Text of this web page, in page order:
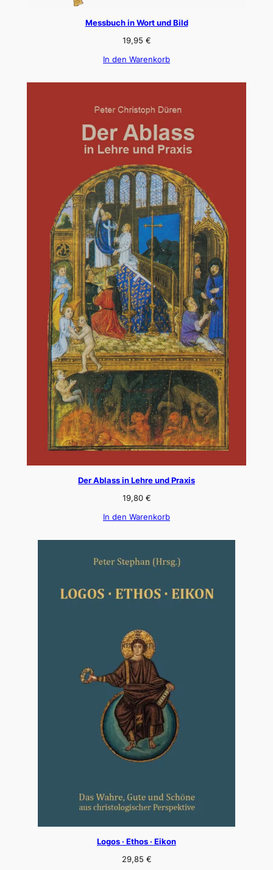
Messbuch in Wort und Bild
19,95 €
In den Warenkorb
Der Ablass in Lehre und Praxis
19,80 €
In den Warenkorb
Logos · Ethos · Eikon
29,85 €